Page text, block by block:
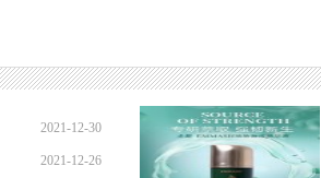
2021-12-30
10:17:42
2021-12-26